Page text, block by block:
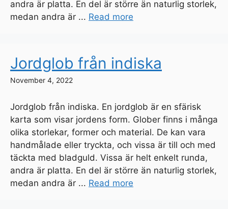
andra är platta. En del är större än naturlig storlek,
medan andra är ... Read more
Jordglob från indiska
November 4, 2022
Jordglob från indiska. En jordglob är en sfärisk
karta som visar jordens form. Glober finns i många
olika storlekar, former och material. De kan vara
handmålade eller tryckta, och vissa är till och med
täckta med bladguld. Vissa är helt enkelt runda,
andra är platta. En del är större än naturlig storlek,
medan andra är ... Read more